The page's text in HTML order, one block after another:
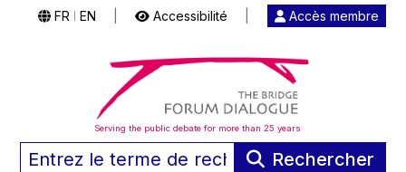
FR EN Accessibilité Accès membre
Serving the public debate for more than 25 years
Rechercher